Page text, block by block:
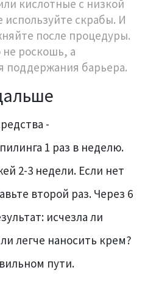
кислотные с низкой
скрабы. И
после процедуры.
роскошь, а
поддержания барьера.
-
1 раз в неделю.
2-3 недели. Если нет
второй раз. Через 6
исчезла ли
легче наносить крем?
пути.